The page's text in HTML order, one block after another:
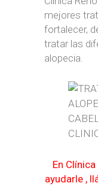
mejores
fortalecer,
tratar las
alopecia.
En
ayudarle ,